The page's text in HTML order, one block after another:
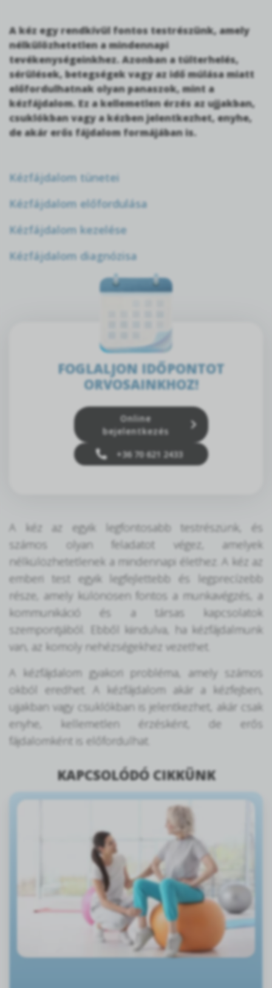
A kéz egy rendkívül fontos testrészünk, amely
nélkülözhetetlen a mindennapi
tevékenységeinkhez. Azonban a túlterhelés,
sérülések, betegségek vagy az idő múlása miatt
előfordulhatnak olyan panaszok, mint a
kézfájdalom. Ez a kellemetlen érzés az ujjakban,
csuklókban vagy a kézben jelentkezhet, enyhe,
de akár erős fájdalom formájában is.
Kézfájdalom tünetei
Kézfájdalom előfordulása
Kézfájdalom kezelése
Kézfájdalom diagnózisa
FOGLALJON IDŐPONTOT
ORVOSAINKHOZ!
Online
bejelentkezés
+36 70 621 2433
A kéz az egyik legfontosabb testrészünk, és
számos olyan feladatot végez, amelyek
nélkülözhetetlenek a mindennapi élethez. A kéz az
emberi test egyik legfejlettebb és legprecízebb
része, amely különösen fontos a munkavégzés, a
kommunikáció és a társas kapcsolatok
szempontjából. Ebből kiindulva, ha kézfájdalmunk
van, az komoly nehézségekhez vezethet.
A kézfájdalom gyakori probléma, amely számos
okból eredhet. A kézfájdalom akár a kézfejben,
ujjakban vagy csuklókban is jelentkezhet, akár csak
enyhe, kellemetlen érzésként, de erős
fájdalomként is előfordulhat.
KAPCSOLÓDÓ CIKKÜNK